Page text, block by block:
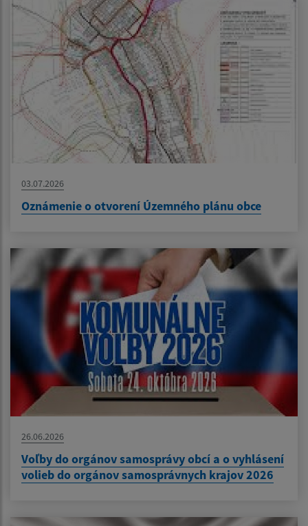
03.07.2026
Oznámenie o otvorení Územného plánu obce
26.06.2026
Voľby do orgánov samosprávy obcí a o vyhlásení
volieb do orgánov samosprávnych krajov 2026